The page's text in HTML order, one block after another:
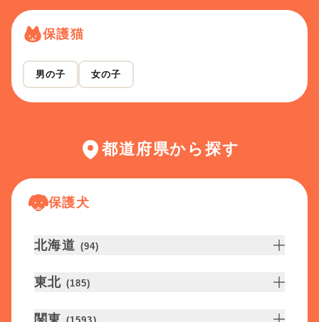
保護猫
男の子 女の子
都道府県から探す
保護犬
北海道 (94)
東北 (185)
関東